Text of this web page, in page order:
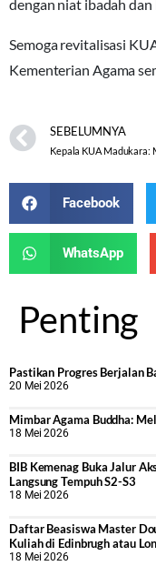
dengan niat ibadah dan
Semoga revitalisasi
Kementerian Agama
SEBELUMNYA
Facebook
WhatsApp
Penting
Pastikan Progres Berjalan
20 Mei 2026
Mimbar Agama Buddha:
18 Mei 2026
BIB Kemenag Buka Jalur
Langsung Tempuh S2-S3
18 Mei 2026
Daftar Beasiswa Master
Kuliah di Edinbrugh atau
18 Mei 2026